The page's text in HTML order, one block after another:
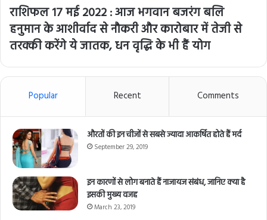
राशिफल 17 मई 2022 : आज भगवान बजरंग बलि
हनुमान के आशीर्वाद से नौकरी और कारोबार में तेजी से
तरक्की करेंगे ये जातक, धन वृद्धि के भी हैं योग
Popular Recent Comments
औरतों की इन चीजों से सबसे ज्यादा आकर्षित होते हैं मर्द
September 29, 2019
इन कारणों से लोग बनाते हैं नाजायज संबंध, जानिए क्या है
इसकी मुख्य वजह
March 23, 2019